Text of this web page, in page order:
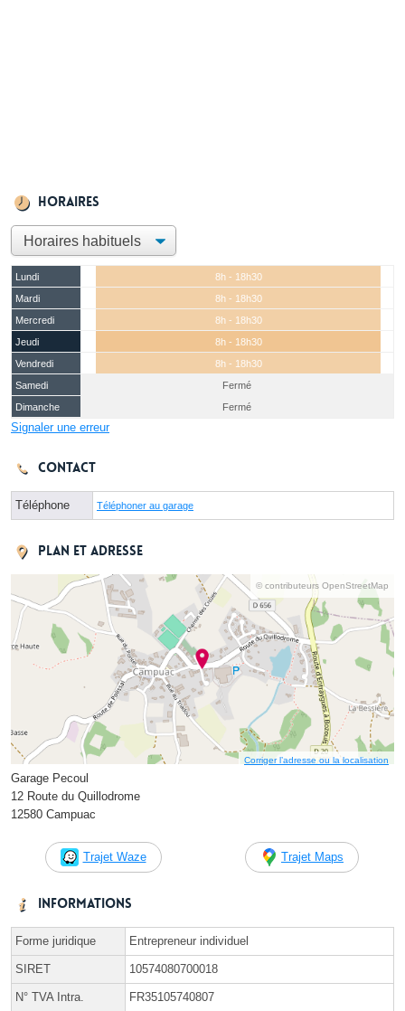
Horaires
Lundi
8h - 18h30
Mardi
8h - 18h30
Mercredi
8h - 18h30
Jeudi
8h - 18h30
Vendredi
8h - 18h30
Samedi
Fermé
Dimanche
Fermé
Signaler une erreur
Contact
Téléphone Téléphoner au garage
Plan et adresse
© contributeurs OpenStreetMap
Corriger l’adresse ou la localisation
Garage Pecoul
12 Route du Quillodrome
12580 Campuac
Trajet Waze Trajet Maps
Informations
Forme juridique Entrepreneur individuel
SIRET 10574080700018
N° TVA Intra. FR35105740807